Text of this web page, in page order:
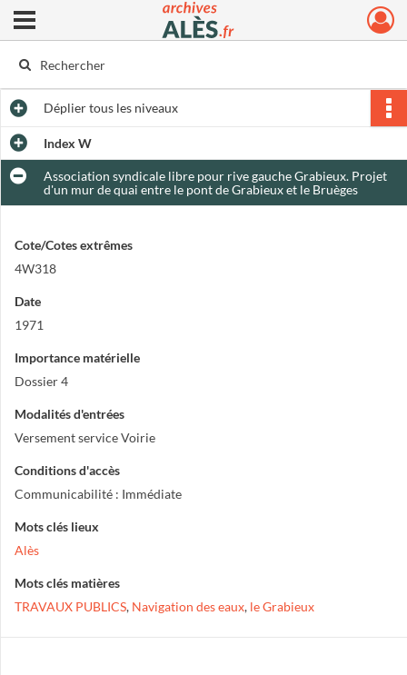
Archives municipales d'Alès
Ouvrir le menu déroulant
Dépliertous les niveaux
Index W
Association syndicale libre pour rive gauche Grabieux. Projet
d'un mur de quai entre le pont de Grabieux et le Bruèges
Cote/Cotes extrêmes
4W318
Date
1971
Importance matérielle
Dossier 4
Modalités d'entrées
Versement service Voirie
Conditions d'accès
Communicabilité : Immédiate
Mots clés lieux
Alès
Mots clés matières
TRAVAUX PUBLICS, Navigation des eaux, le Grabieux